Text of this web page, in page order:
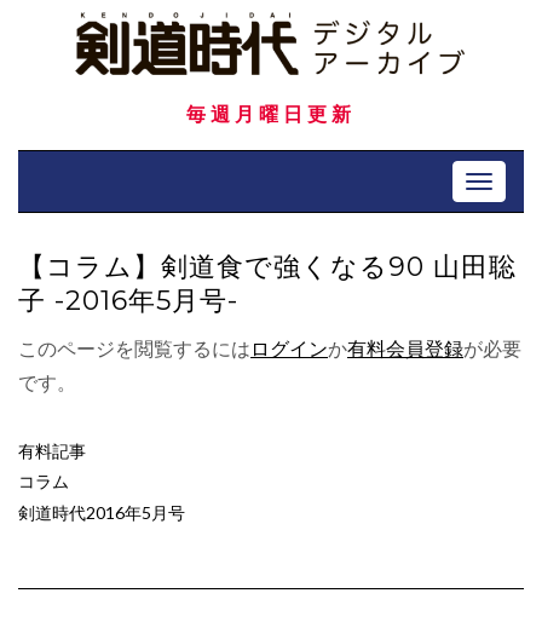
毎週月曜日更新
Toggle
【コラム】剣道食で強くなる90 山田聡
子 -2016年5月号-
このページを閲覧するには ログインか有料会員登録が必要
です。
有料記事
コラム
剣道時代2016年5月号